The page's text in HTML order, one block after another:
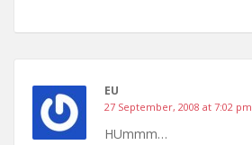
EU
27 September, 2008 at 7:02 pm
HUmmm…